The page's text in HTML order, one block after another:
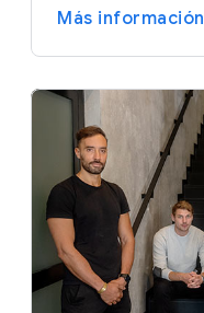
Más información